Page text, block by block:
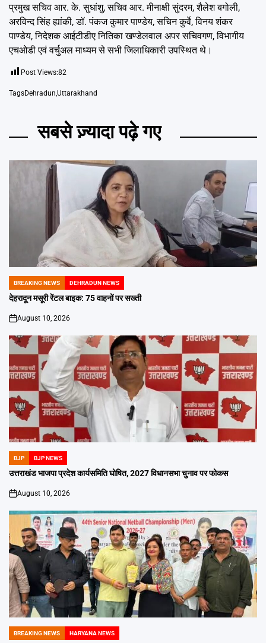
प्रमुख सचिव आर. के. सुधांशु, सचिव आर. मीनाक्षी सुंदरम, शैलेश बगोली,
अरविन्द सिंह ह्यांकी, डॉ. पंकज कुमार पाण्डेय, सचिन कुर्वे, विनय शंकर
पाण्डेय, निदेशक आईटीडीए नितिका खण्डेलवाल अपर सचिवगण, विभागीय
एचओडी एवं वर्चुअल माध्यम से सभी जिलाधिकारी उपस्थित थे।
Post Views:82
TagsDehradun,Uttarakhand
सबसे ज़्यादा पढ़े गए
POSTED
IN
BREAKING NEWS DEHRADUN NEWS
देहरादून मसूरी रेंटल बाइक: 75 वाहनों पर सख्ती
on
August 10, 2026
POSTED
IN
BJP BJP NEWS
उत्तराखंड भाजपा प्रदेश कार्यसमिति घोषित, 2027 विधानसभा चुनाव पर फोकस
on
August 10, 2026
POSTED
BREAKING NEWS HARYANA NEWS